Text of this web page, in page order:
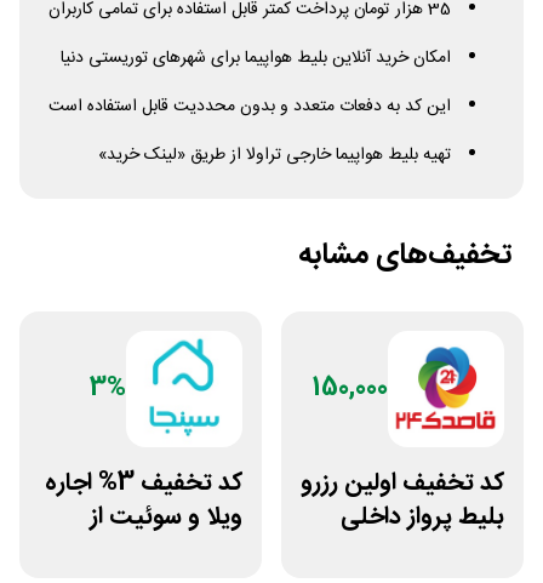
35 هزار تومان پرداخت کمتر قابل استفاده برای تمامی کاربران
امکان خرید آنلاین بلیط هواپیما برای شهرهای توریستی دنیا
این کد به دفعات متعدد و بدون محددیت قابل استفاده است
تهیه بلیط هواپیما خارجی تراولا از طریق «لینک خرید»
تخفیف‌های مشابه
150,000
کد تخفیف اولین رزرو
بلیط پرواز داخلی
3%
کد تخفیف 3% اجاره
ویلا و سوئیت از